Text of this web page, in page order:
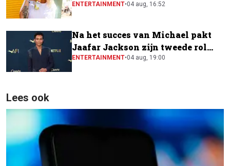
festivalfavoriet is
ENTERTAINMENT•04 aug, 16:52
Na het succes van Michael pakt
Jaafar Jackson zijn tweede rol
naast Will Smith
ENTERTAINMENT•04 aug, 19:00
Lees ook